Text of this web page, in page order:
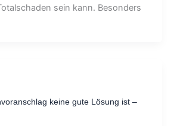
sein kann. Besonders
keine gute Lösung ist –